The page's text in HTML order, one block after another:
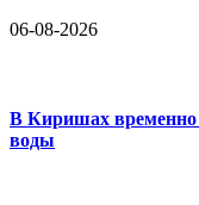
06-08-2026
В Киришах временно
воды